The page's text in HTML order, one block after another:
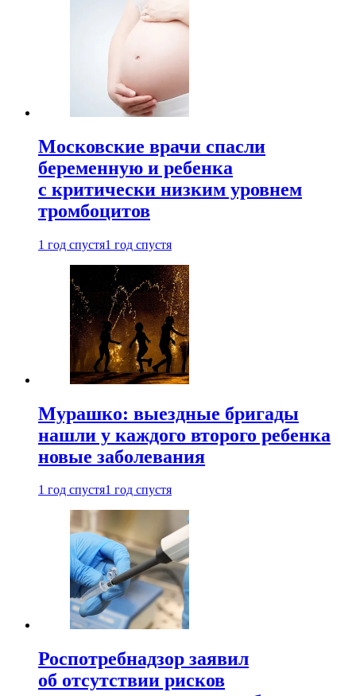
Московские врачи спасли
беременную и ребенка
с критически низким уровнем
тромбоцитов
1 год спустя1 год спустя
Мурашко: выездные бригады
нашли у каждого второго ребенка
новые заболевания
1 год спустя1 год спустя
Роспотребнадзор заявил
об отсутствии рисков